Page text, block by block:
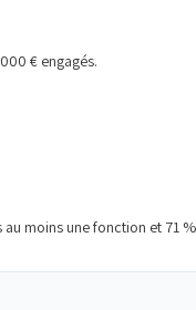
€ engagés.
moins une fonction et 71